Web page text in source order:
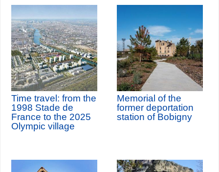
Time travel: from the
1998 Stade de
France to the 2025
Olympic village
Memorial of the
former deportation
station of Bobigny